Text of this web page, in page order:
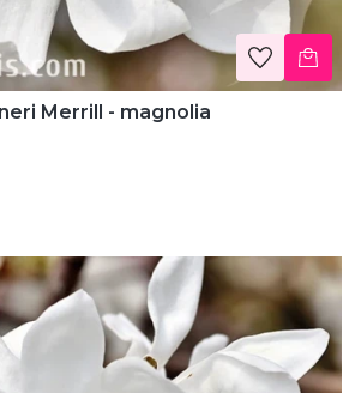
Merrill - magnolia